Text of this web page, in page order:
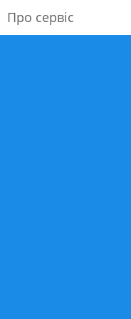
Про сервіс